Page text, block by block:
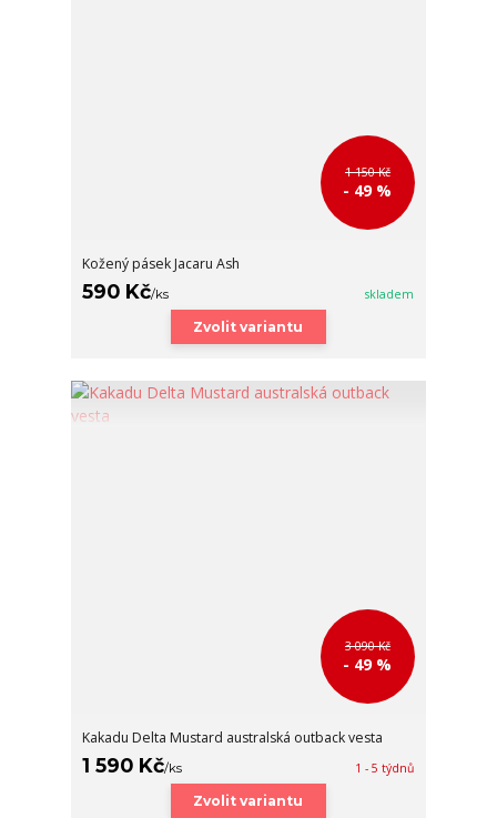
1 150 Kč
- 49 %
Kožený pásek Jacaru Ash
590 Kč/ks skladem
Zvolit variantu
3 090 Kč
- 49 %
Kakadu Delta Mustard australská outback vesta
1 590 Kč/ks 1 - 5 týdnů
Zvolit variantu